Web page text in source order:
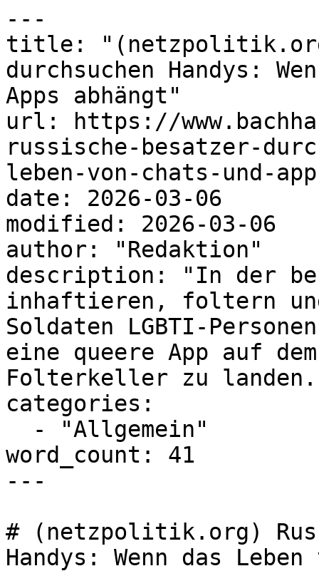
---
title: "(netzpolitik.org)
durchsuchen Handys:
Apps abhängt"
url: https://
russische-besatzer-
leben-von-chats-und-
date: 2026-03-06
modified: 2026-03-06
author: "Redaktion"
description: "In der
inhaftieren, foltern
Soldaten LGBTI-
eine queere App auf
Folterkeller zu
categories:
word_count: 41
---
# (netzpolitik.org)
Handys: Wenn das